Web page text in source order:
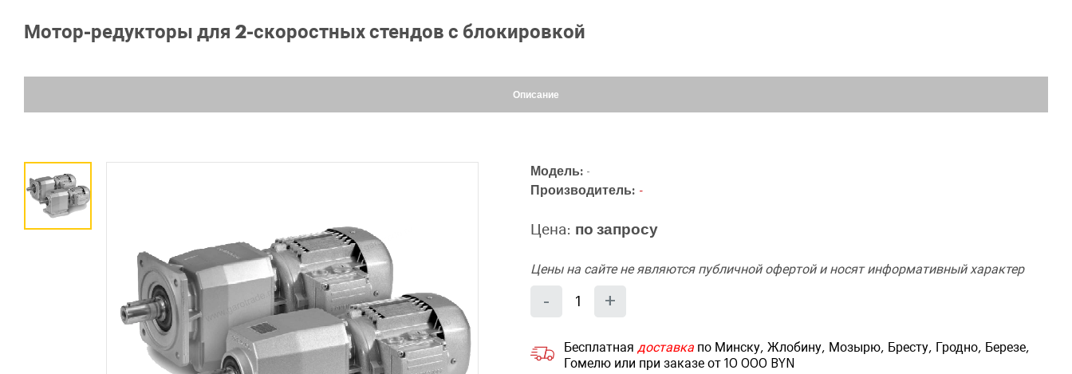
Мотор-редукторы для 2-скоростных стендов с блокировкой
Описание
Модель: -
Производитель: -
Цена: по запросу
Цены на сайте не являются публичной офертой и носят информативный характер
- Уменьшить
на
еденицу
Количество
+
на
еденицу
Бесплатная доставка по Минску, Жлобину, Мозырю, Бресту, Гродно, Березе,
Гомелю или при заказе от 10 000 BYN